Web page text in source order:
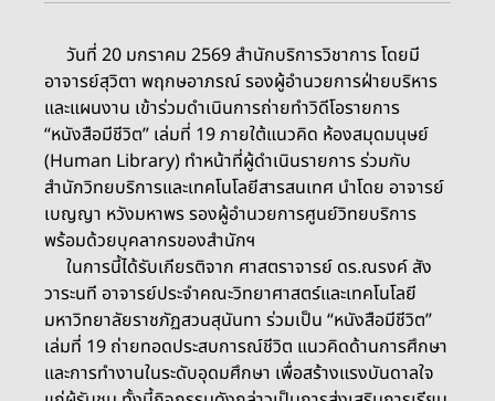
วันที่ 20 มกราคม 2569 สำนักบริการวิชาการ โดยมี
อาจารย์สุวิตา พฤกษอาภรณ์ รองผู้อำนวยการฝ่ายบริหาร
และแผนงาน เข้าร่วมดำเนินการถ่ายทำวิดีโอรายการ
“หนังสือมีชีวิต” เล่มที่ 19 ภายใต้แนวคิด ห้องสมุดมนุษย์
(Human Library) ทำหน้าที่ผู้ดำเนินรายการ ร่วมกับ
สำนักวิทยบริการและเทคโนโลยีสารสนเทศ นำโดย อาจารย์
เบญญา หวังมหาพร รองผู้อำนวยการศูนย์วิทยบริการ
พร้อมด้วยบุคลากรของสำนักฯ
ในการนี้ได้รับเกียรติจาก ศาสตราจารย์ ดร.ณรงค์ สัง
วาระนที อาจารย์ประจำคณะวิทยาศาสตร์และเทคโนโลยี
มหาวิทยาลัยราชภัฏสวนสุนันทา ร่วมเป็น “หนังสือมีชีวิต”
เล่มที่ 19 ถ่ายทอดประสบการณ์ชีวิต แนวคิดด้านการศึกษา
และการทำงานในระดับอุดมศึกษา เพื่อสร้างแรงบันดาลใจ